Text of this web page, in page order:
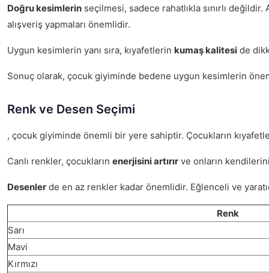
Doğru kesimlerin seçilmesi, sadece rahatlıkla sınırlı
alışveriş yapmaları önemlidir.
Uygun kesimlerin yanı sıra, kıyafetlerin kumaş kalitesi de
Sonuç olarak, çocuk giyiminde bedene uygun kesimlerin
Renk ve Desen Seçimi
, çocuk giyiminde önemli bir yere sahiptir. Çocukların
Canlı renkler, çocukların enerjisini artırır ve onların
Desenler de en az renkler kadar önemlidir. Eğlenceli ve
Renk
Sarı
Mavi
Kırmızı